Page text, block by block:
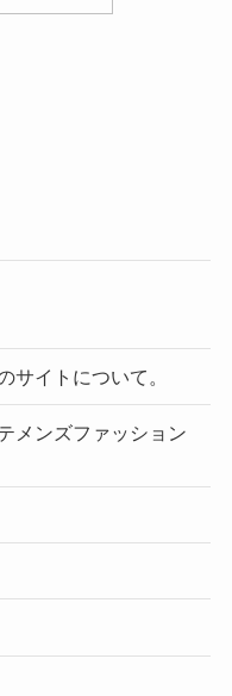
サイトについて。
メンズファッション